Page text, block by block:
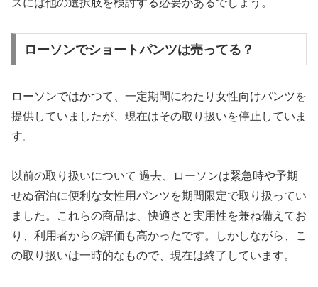
ズには他の選択肢を検討する必要があるでしょう。
ローソンでショートパンツは売ってる？
ローソンではかつて、一定期間にわたり女性向けパンツを
提供していましたが、現在はその取り扱いを停止していま
す。
以前の取り扱いについて 過去、ローソンは緊急時や予期
せぬ宿泊に便利な女性用パンツを期間限定で取り扱ってい
ました。これらの商品は、快適さと実用性を兼ね備えてお
り、利用者からの評価も高かったです。しかしながら、こ
の取り扱いは一時的なもので、現在は終了しています。